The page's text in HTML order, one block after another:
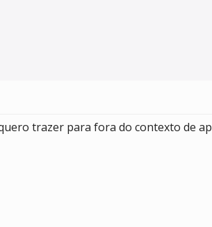
trazer para fora do contexto de